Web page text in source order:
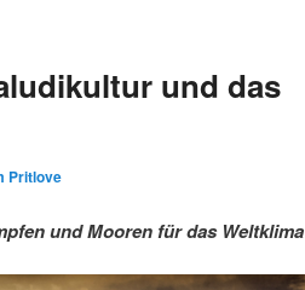
und das
Pritlove
und Mooren für das Weltklima